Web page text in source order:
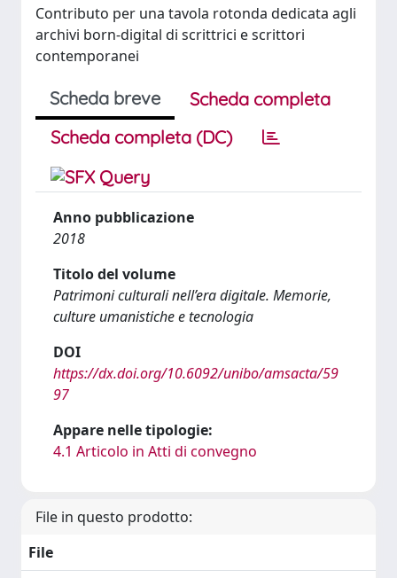
Contributo per una tavola rotonda dedicata agli
archivi born-digital di scrittrici e scrittori
contemporanei
Scheda breve
Scheda completa
Scheda completa (DC)
Anno pubblicazione
2018
Titolo del volume
Patrimoni culturali nell’era digitale. Memorie,
culture umanistiche e tecnologia
DOI
https://dx.doi.org/10.6092/unibo/amsacta/59
97
Appare nelle tipologie:
4.1 Articolo in Atti di convegno
File in questo prodotto:
File